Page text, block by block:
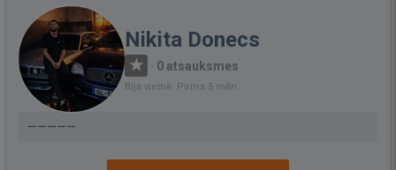
Nikita Donecs
· 0 atsauksmes
Bija vietnē: Pirms 5 mēn.
—————